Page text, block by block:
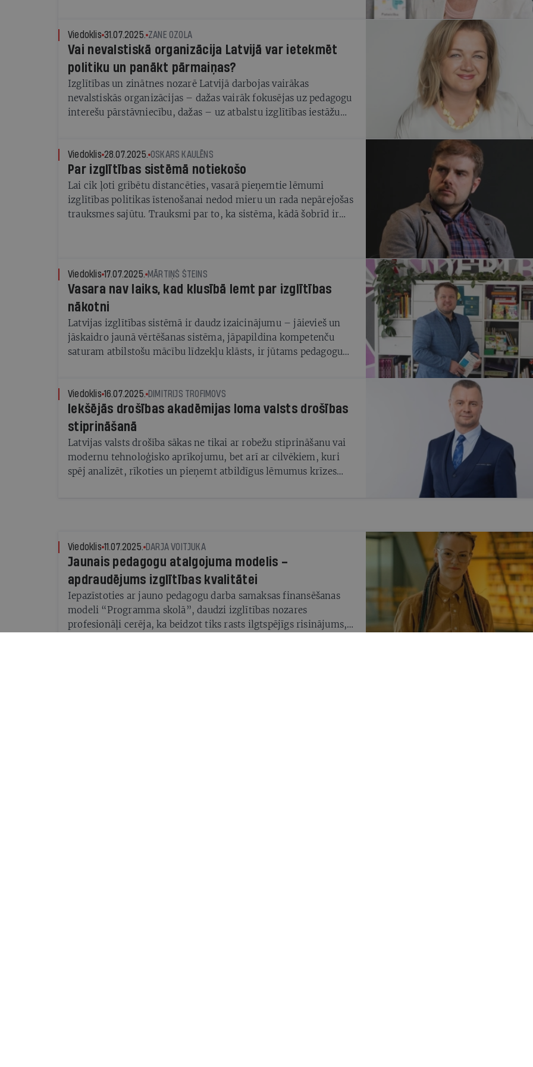
Viedoklis 31.07.2025. ZANE OZOLA
Vai nevalstiskā organizācija Latvijā var ietekmēt
politiku un panākt pārmaiņas?
Izglītības un zinātnes nozarē Latvijā darbojas vairākas
nevalstiskās organizācijas – dažas vairāk fokusējas uz pedagogu
interešu pārstāvniecību, dažas – uz atbalstu izglītības iestāžu
Viedoklis 28.07.2025. OSKARS KAULĒNS
Par izglītības sistēmā notiekošo
Lai cik ļoti gribētu distancēties, vasarā pieņemtie lēmumi
izglītības politikas īstenošanai nedod mieru un rada nepārejošas
trauksmes sajūtu. Trauksmi par to, ka sistēma, kādā šobrīd ir
Viedoklis 17.07.2025. MĀRTIŅŠ ŠTEINS
Vasara nav laiks, kad klusībā lemt par izglītības
nākotni
Latvijas izglītības sistēmā ir daudz izaicinājumu – jāievieš un
jāskaidro jaunā vērtēšanas sistēma, jāpapildina kompetenču
saturam atbilstošu mācību līdzekļu klāsts, ir jūtams pedagogu
mazāk iekārots - bieži konkursi beidzas bez rezultāta vai tajos
piedalās tikai viens kandidāts.
Viedoklis 16.07.2025. DIMITRIJS TROFIMOVS
Iekšējās drošības akadēmijas loma valsts drošības
stiprināšanā
Latvijas valsts drošība sākas ne tikai ar robežu stiprināšanu vai
modernu tehnoloģisko aprīkojumu, bet arī ar cilvēkiem, kuri
spēj analizēt, rīkoties un pieņemt atbildīgus lēmumus krīzes
Viedoklis 11.07.2025. DARJA VOITJUKA
Jaunais pedagogu atalgojuma modelis –
apdraudējums izglītības kvalitātei
Iepazīstoties ar jauno pedagogu darba samaksas finansēšanas
modeli “Programma skolā”, daudzi izglītības nozares
profesionāļi cerēja, ka beidzot tiks rasts ilgtspējīgs risinājums,